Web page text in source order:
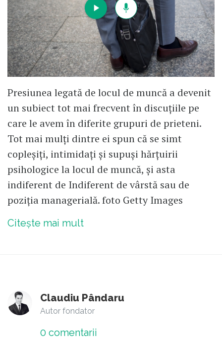
Da, nu e un lucru bun sa avem oameni platiti
prost, cu salariul minim pe economie. Dar
cresterea trebuie sa fie organica, urmare a
unei cresterii economice reale (prin investitii)
si a schimbarii structurii economiei, de la
munci necalificate la munci mediu/inalt
calificate.. Nu facuta din pix, din Bucuresti,
de unii care, in goana de bani, nu fac decat
calcule mecanice: 1,7 milioane de oameni cu
salariul minim, 100 de lei in plus la buget
lunar pentru fiecare, ura, am scos inca 500
de milioane de euro in plus la buget!
imagineaza unii.
Presiunea legată de locul de muncă a devenit
un subiect tot mai frecvent în discuțiile pe
care le avem în diferite grupuri de prieteni.
Tot mai mulți dintre ei spun că se simt
copleșiți, intimidați și supuși hărțuirii
psihologice la locul de muncă, și asta
indiferent de Indiferent de vârstă sau de
poziția managerială. foto Getty Images
Citește mai mult
Claudiu Pândaru
Autor fondator
0 comentarii